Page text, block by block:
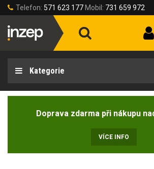
Telefon: 571 623 177 Mobil: 731 659 972
Kategorie
Doprava zdarma při nákupu
VÍCE INFO